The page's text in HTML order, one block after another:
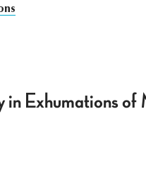
Exhumations of